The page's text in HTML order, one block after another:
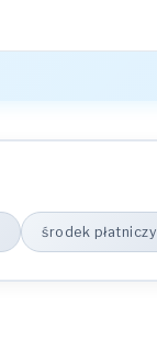
środek płatniczy